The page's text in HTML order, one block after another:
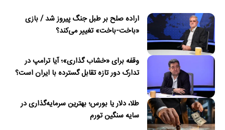
اراده صلح بر طبل جنگ پیروز شد / بازی
«باخت-باخت» تغییر می‌کند؟
وقفه برای «خشاب گذاری»؛ آیا ترامپ در
تدارک دور تازه تقابل گسترده با ایران است؟
طلا، دلار یا بورس؛ بهترین سرمایه‌گذاری در
سایه سنگین تورم